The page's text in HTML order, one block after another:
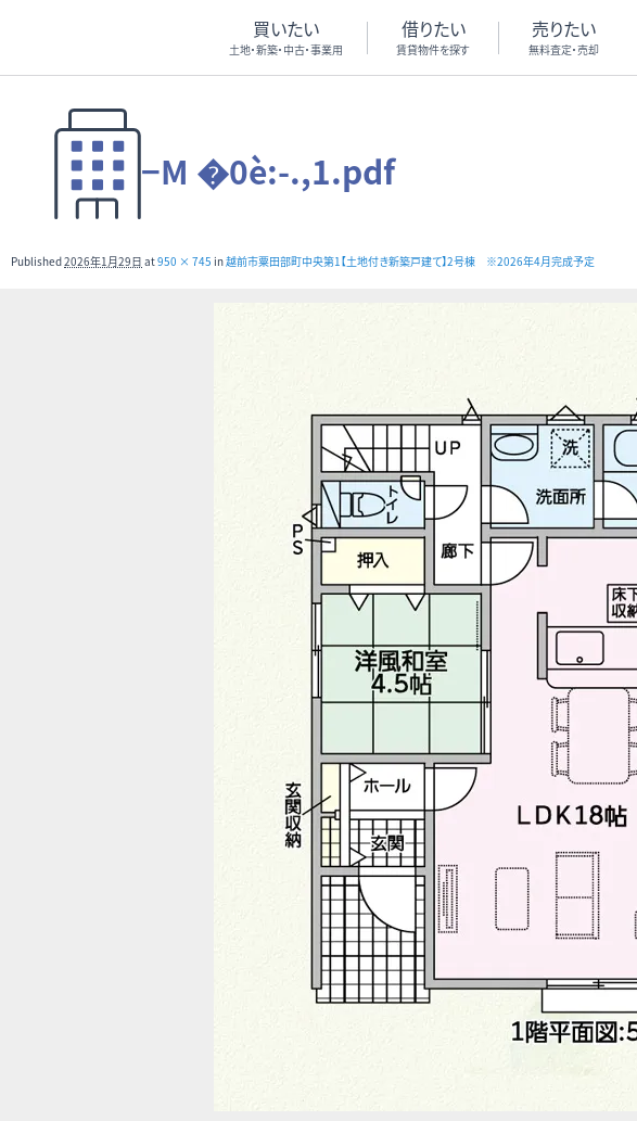
買いたい
土地・新築・中古・事業用
借りたい
賃貸物件を探す
売りたい
無料査定・売却
−M �0è:-.,1.pdf
Published2026年1月29日 at950 × 745 in越前市粟田部町中央第1【土地付き新築戸建て】2号棟 ※2026年4月完成予定